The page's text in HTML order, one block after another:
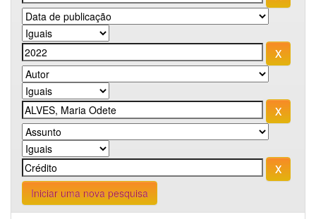
Iniciar uma nova pesquisa